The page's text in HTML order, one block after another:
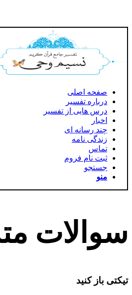
صفحه اصلی
درباره تفسیر
درس هایی از تفسیر
اخبار
چند رسانه ای
زندگی نامه
تماس
ثبت نام فروم
جستجو
منو
سوالات
تیکتی باز کنید